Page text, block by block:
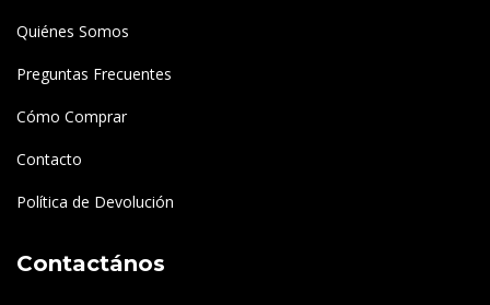
Quiénes Somos
Preguntas Frecuentes
Cómo Comprar
Contacto
Política de Devolución
Contactános